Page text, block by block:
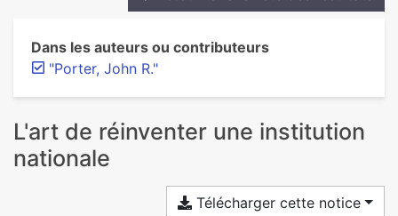
Dans les auteurs ou contributeurs
"Porter, John R."
L'art de réinventer une institution
nationale
Télécharger cette notice